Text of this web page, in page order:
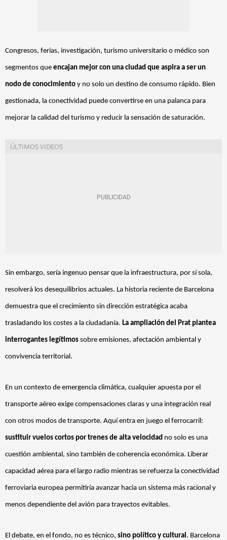
Congresos, ferias, investigación, turismo universitario o médico son
segmentos que encajan mejor con una ciudad que aspira a ser un
nodo de conocimiento y no solo un destino de consumo rápido. Bien
gestionada, la conectividad puede convertirse en una palanca para
mejorar la calidad del turismo y reducir la sensación de saturación.
Sin embargo, sería ingenuo pensar que la infraestructura, por sí sola,
resolverá los desequilibrios actuales. La historia reciente de Barcelona
demuestra que el crecimiento sin dirección estratégica acaba
trasladando los costes a la ciudadanía. La ampliación del Prat plantea
interrogantes legítimos sobre emisiones, afectación ambiental y
convivencia territorial.
En un contexto de emergencia climática, cualquier apuesta por el
transporte aéreo exige compensaciones claras y una integración real
con otros modos de transporte. Aquí entra en juego el ferrocarril:
sustituir vuelos cortos por trenes de alta velocidad no solo es una
cuestión ambiental, sino también de coherencia económica. Liberar
capacidad aérea para el largo radio mientras se refuerza la conectividad
ferroviaria europea permitiría avanzar hacia un sistema más racional y
menos dependiente del avión para trayectos evitables.
El debate, en el fondo, no es técnico, sino político y cultural . Barcelona